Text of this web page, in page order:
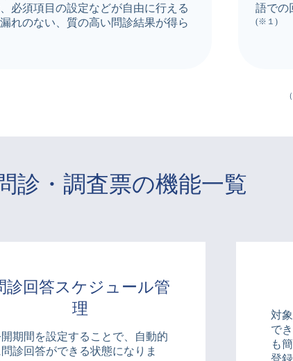
必須項目の設定などが自由に行える
れのない、質の高い問診結果が得ら
語での
(※１)
診・調査票の機能一覧
診回答スケジュール管
理
期間を設定することで、自動的
診回答ができる状態になりま
対
で
も
登